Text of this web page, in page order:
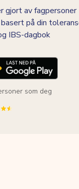
gjort av fagpersoner
på din
IBS-dagbok
som deg